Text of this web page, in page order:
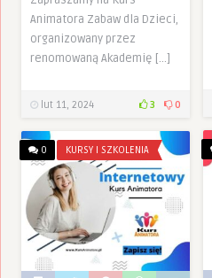
Animatora Zabaw dla Dzieci,
organizowany przez
renomowaną Akademię […]
lut 11, 2024 3 0
0 KURSY I SZKOLENIA